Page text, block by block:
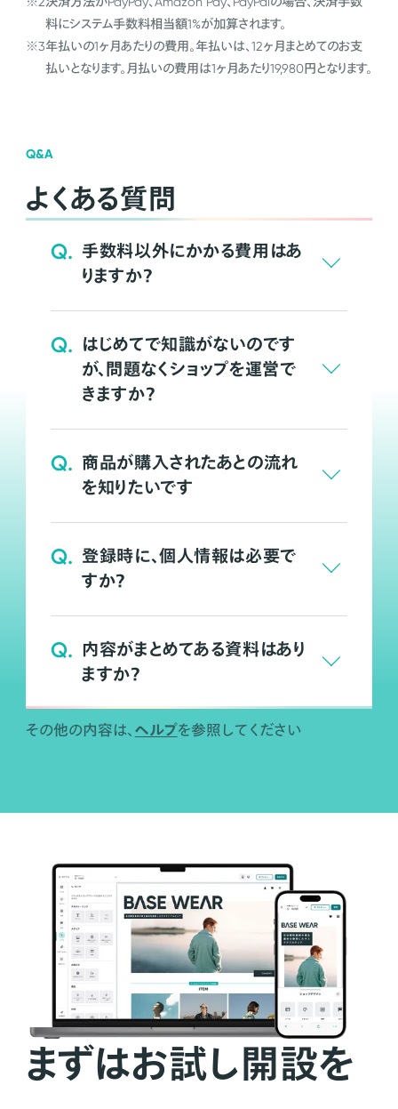
料にシステム手数料相当額1%が加算されます。
※3年払いの1ヶ月あたりの費用。年払いは、12ヶ月まとめてのお支
払いとなります。月払いの費用は1ヶ月あたり19,980円となります。
Q&A
よくある質問
Q. 手数料以外にかかる費用はあ
りますか？
Q. はじめてで知識がないのです
が、問題なくショップを運営で
きますか？
Q. 商品が購入されたあとの流れ
を知りたいです
Q. 登録時に、個人情報は必要で
すか？
Q. 内容がまとめてある資料はあり
ますか？
その他の内容は、 ヘルプを参照してください
まずはお試し開設を